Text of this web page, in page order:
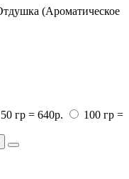
50 гр = 640р.
100 гр =